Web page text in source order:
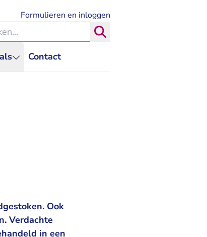
Contact
Formulieren en inloggen
de Rechtspraak
Ook
Verdachte
in een